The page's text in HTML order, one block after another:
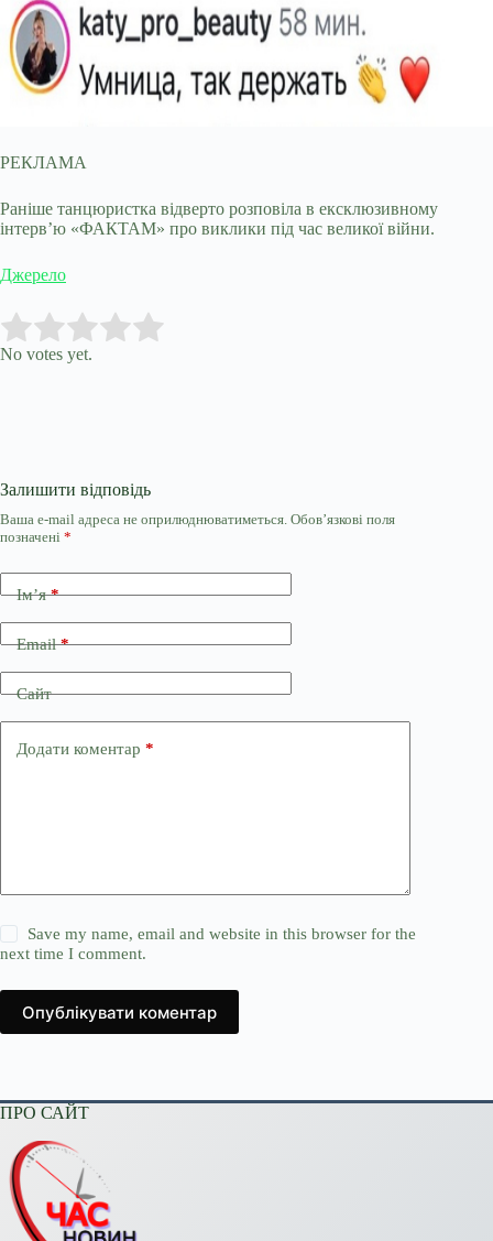
РЕКЛАМА
Раніше танцюристка відверто розповіла в ексклюзивному
інтервʼю «ФАКТАМ» про виклики під час великої війни.
Джерело
Rate this item:
No votes yet.
Залишити відповідь
Ваша e-mail адреса не оприлюднюватиметься. Обов’язкові поля
позначені *
Ім’я*
Email*
Сайт
Додати коментар *
Save my name, email and website in this browser for the
next time I comment.
Опублікувати коментар
ПРО САЙТ